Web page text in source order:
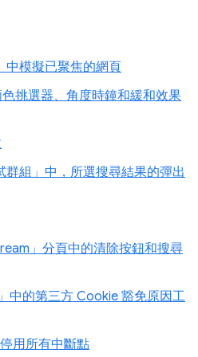
中模擬已聚焦的網頁
挑選器、角度時鐘和緩和效果
群組」中，所選搜尋結果的彈出
」分頁中的清除按鈕和搜尋
中的第三方 Cookie 豁免原因工
用所有中斷點